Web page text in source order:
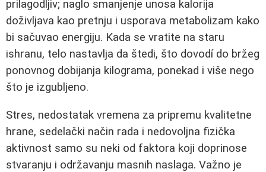
prilagodljiv; naglo smanjenje unosa kalorija
doživljava kao pretnju i usporava metabolizam kako
bi sačuvao energiju. Kada se vratite na staru
ishranu, telo nastavlja da štedi, što dovodí do bržeg
ponovnog dobijanja kilograma, ponekad i više nego
što je izgubljeno.
Stres, nedostatak vremena za pripremu kvalitetne
hrane, sedelački način rada i nedovoljna fizička
aktivnost samo su neki od faktora koji doprinose
stvaranju i održavanju masnih naslaga. Važno je